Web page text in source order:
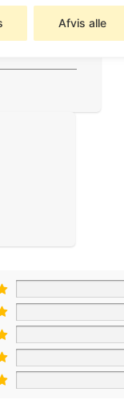
Afvis alle